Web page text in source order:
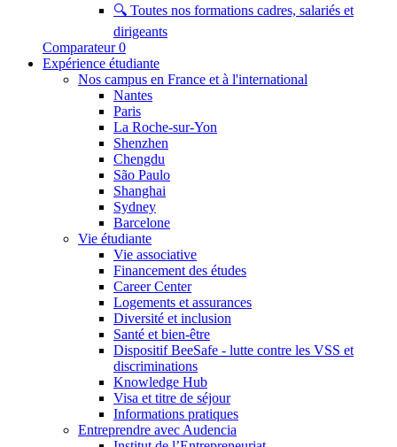
🔍 Toutes nos formations cadres, salariés et
dirigeants
Comparateur 0
Expérience étudiante
Nos campus en France et à l'international
Nantes
Paris
La Roche-sur-Yon
Shenzhen
Chengdu
São Paulo
Shanghai
Sydney
Barcelone
Vie étudiante
Vie associative
Financement des études
Career Center
Logements et assurances
Diversité et inclusion
Santé et bien-être
Dispositif BeeSafe - lutte contre les VSS et
discriminations
Knowledge Hub
Visa et titre de séjour
Informations pratiques
Entreprendre avec Audencia